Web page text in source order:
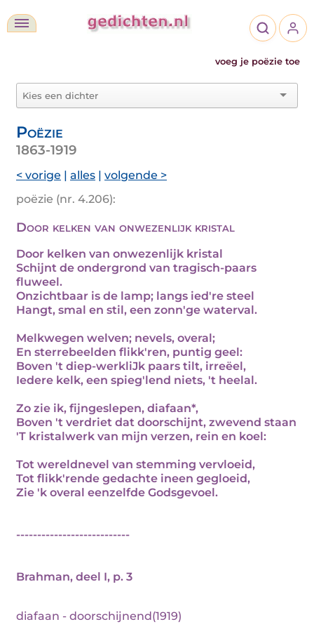
voeg je poëzie toe
Poëzie
1863-1919
< vorige | alles | volgende >
poëzie (nr. 4.206):
Door kelken van onwezenlijk kristal
Door kelken van onwezenlijk kristal
Schijnt de ondergrond van tragisch-paars
fluweel.
Onzichtbaar is de lamp; langs ied're steel
Hangt, smal en stil, een zonn'ge waterval.
Melkwegen welven; nevels, overal;
En sterrebeelden flikk'ren, puntig geel:
Boven 't diep-werkliJk paars tilt, irreëel,
Iedere kelk, een spieg'lend niets, 't heelal.
Zo zie ik, fijngeslepen, diafaan*,
Boven 't verdriet dat doorschijnt, zwevend staan
'T kristalwerk van mijn verzen, rein en koel:
Tot wereldnevel van stemming vervloeid,
Tot flikk'rende gedachte ineen gegloeid,
Zie 'k overal eenzelfde Godsgevoel.
---------------------------
Brahman, deel I, p. 3
diafaan - doorschijnend(1919)